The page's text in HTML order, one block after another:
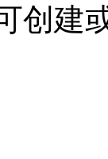
创建